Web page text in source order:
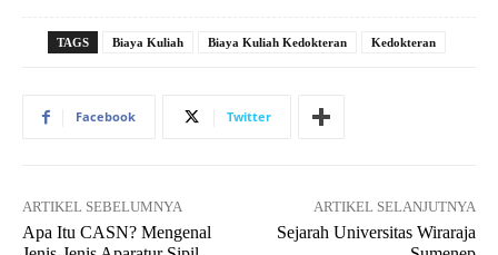
TAGS Biaya Kuliah Biaya Kuliah Kedokteran Kedokteran
Facebook Twitter
ARTIKEL SEBELUMNYA
Apa Itu CASN? Mengenal
ARTIKEL SELANJUTNYA
Sejarah Universitas Wiraraja